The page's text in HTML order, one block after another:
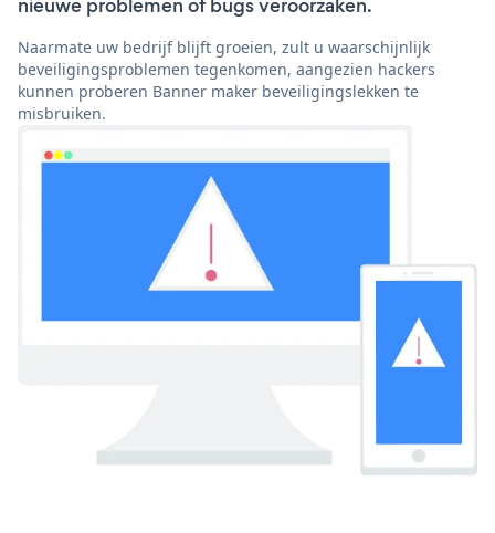
nieuwe problemen of bugs veroorzaken.
Naarmate uw bedrijf blijft groeien, zult u waarschijnlijk
beveiligingsproblemen tegenkomen, aangezien hackers
kunnen proberen Banner maker beveiligingslekken te
misbruiken.